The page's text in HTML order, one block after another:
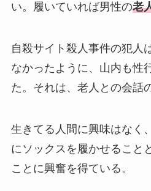
い。履いていれば男性の老
自殺サイト殺人事件の犯人
なかったように、山内も性
た。それは、老人との会話
生きてる人間に興味はなく
にソックスを履かせること
ことに興奮を得ている。